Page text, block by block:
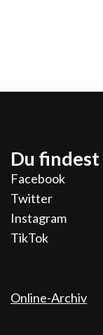
Du findest
Facebook
Twitter
Instagram
TikTok
Online-Archiv